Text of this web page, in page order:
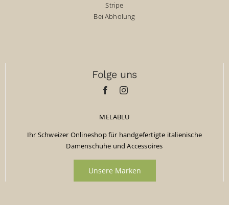
Stripe
Bei Abholung
Folge uns
MELABLU
Ihr Schweizer Onlineshop für handgefertigte italienische
Damenschuhe und Accessoires
Unsere Marken